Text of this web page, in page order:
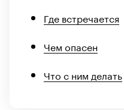
Где встречается
Чем опасен
Что с ним делать